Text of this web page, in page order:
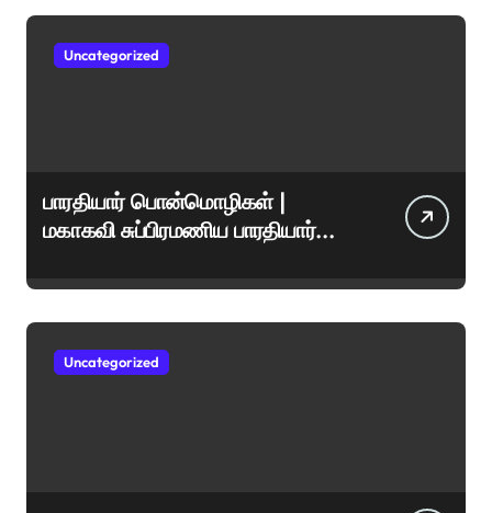
Uncategorized
பாரதியார் பொன்மொழிகள் |
மகாகவி சுப்பிரமணிய பாரதியார்
ஊக்கமளிக்கும் வாசகங்கள்
Uncategorized